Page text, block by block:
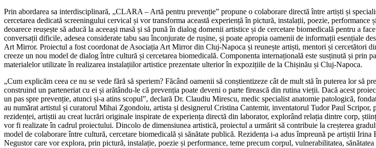
Prin abordarea sa interdisciplinară, „CLARA – Artă pentru prevenție” propune o colaborare directă între artiști și
cercetarea dedicată screeningului cervical și vor transforma această experiență în pictură, instalații, poezie,
deoarece reușește să aducă la aceeași masă și să pună în dialog domenii artistice și de cercetare biomedicală pentru a
conversații dificile, adesea considerate tabu sau înconjurate de rușine, și poate apropia oamenii de informații esențiale
Art Mirror. Proiectul a fost coordonat de Asociația Art Mirror din Cluj-Napoca și reunește artiști, mentori și cercetători
creeze un nou model de dialog între cultură și cercetarea biomedicală. Componenta internațională este susținută și
materialelor utilizate în realizarea instalațiilor artistice prezentate ulterior în expozițiile de la Chișinău și Cluj-Napoca.
„Cum explicăm ceea ce nu se vede fără să speriem? Făcând oamenii să conștientizeze cât de mult stă în puterea lor
construind un parteneriat cu ei și arătându-le că prevenția poate deveni o parte firească din rutina vieții. Dacă acest
un pas spre prevenție, atunci și-a atins scopul”, declară Dr. Claudiu Mirescu, medic specialist anatomie patologică,
au numărat artistul și curatorul Mihai Zgondoiu, artista și designerul Cristina Cantemir, inventatorul Tudor Paul
rezidenței, artiștii au creat lucrări originale inspirate de experiența directă din laborator, explorând relația dintre corp,
vor fi realizate în cadrul proiectului. Dincolo de dimensiunea artistică, proiectul a urmărit să contribuie la creșterea
model de colaborare între cultură, cercetare biomedicală și sănătate publică. Rezidența i-a adus împreună pe artiștii
Negustor care vor explora, prin pictură, instalație, poezie și performance, teme precum corpul, vulnerabilitatea, sănătatea